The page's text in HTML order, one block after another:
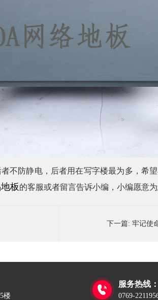
不防静电，后者用在写字楼最为多，希
板的客服或者留言告诉小编，小编愿意为
下一篇: 牢记使
楼

服务热线：
0769-